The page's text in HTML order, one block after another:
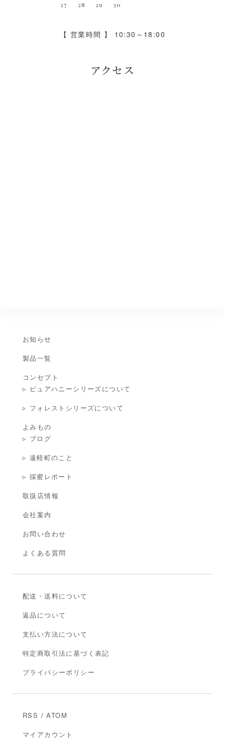
27
28 29 30
【 営業時間 】 10:30～18:00
アクセス
お知らせ
製品一覧
コンセプト
▹ ピュアハニーシリーズについて
▹ フォレストシリーズについて
よみもの
▹ ブログ
▹ 遠軽町のこと
▹ 採蜜レポート
取扱店情報
会社案内
お問い合わせ
よくある質問
配送・送料について
返品について
支払い方法について
特定商取引法に基づく表記
プライバシーポリシー
RSS /ATOM
マイアカウント